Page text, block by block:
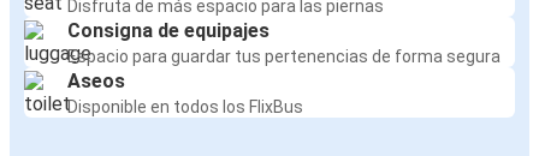
Disfruta de más espacio para las piernas
Consigna de equipajes
Espacio para guardar tus pertenencias de forma segura
Aseos
Disponible en todos los FlixBus